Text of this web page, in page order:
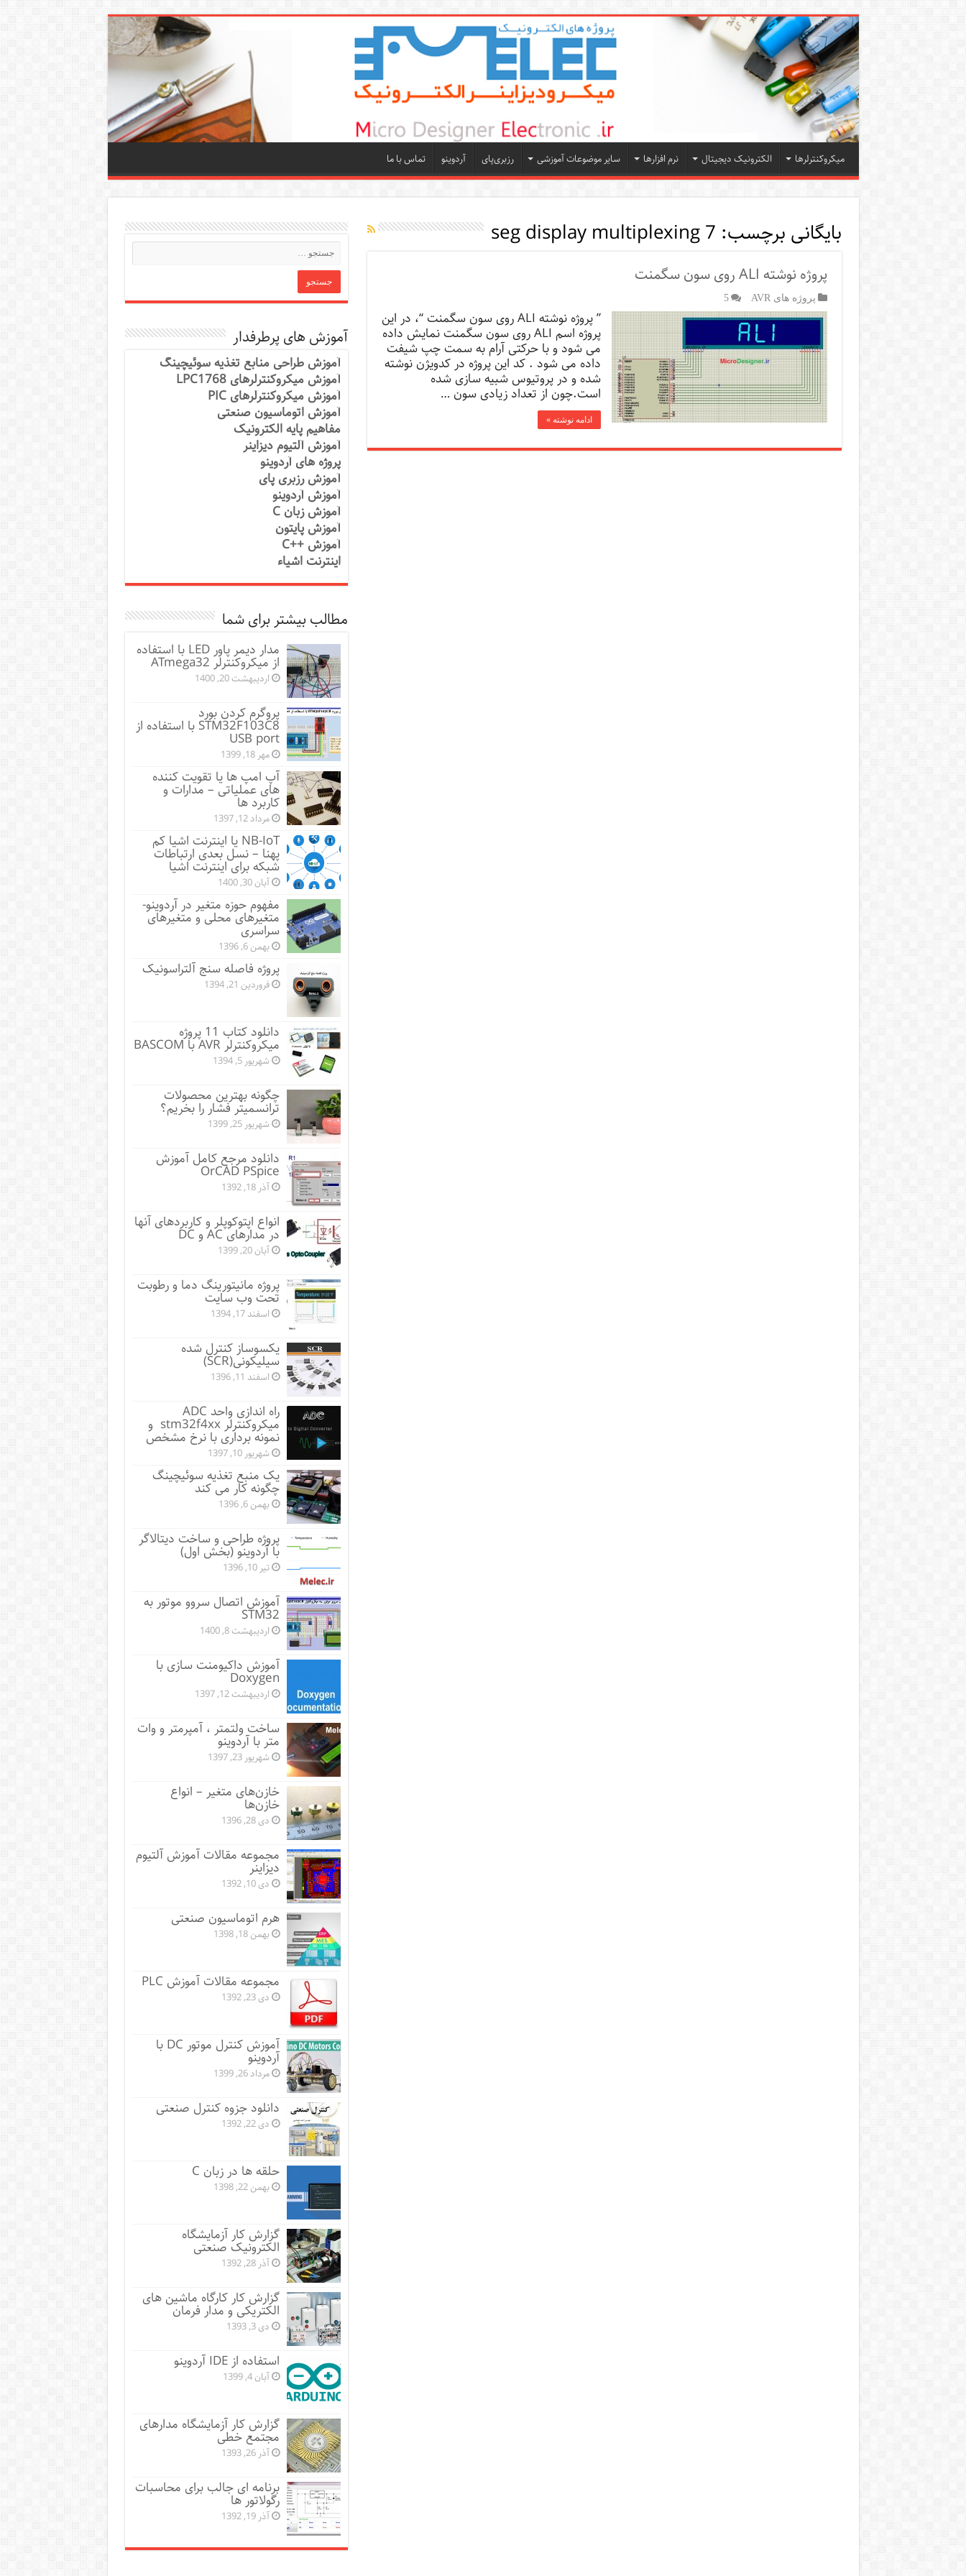
میکروکنترلرها الکترونیک دیجیتال نرم افزارها سایر موضوعات آموزشی رزبری‌پای آردوینو تماس با ما
بایگانی برچسب: 7 seg display multiplexing
پروژه نوشته ALI روی سون سگمنت
پروژه های AVR 5
” پروژه نوشته ALI روی سون سگمنت “، در این
پروژه اسم ALI روی سون سگمنت نمایش داده
می شود و با حرکتی آرام به سمت چپ شیفت
داده می شود . کد این پروژه در کدویژن نوشته
شده و در پروتیوس شبیه سازی شده
است.چون از تعداد زیادی سون …
ادامه نوشته »
آموزش های پرطرفدار
آموزش طراحی منابع تغذیه سوئیچینگ
آموزش میکروکنترلرهای LPC1768
آموزش میکروکنترلرهای PIC
آموزش اتوماسیون صنعتی
مفاهیم پایه الکترونیک
آموزش آلتیوم دیزاینر
پروژه های آردوینو
آموزش رزبری پای
آموزش آردوینو
آموزش زبان C
آموزش پایتون
آموزش ++C
اینترنت اشیاء
مطالب بیشتر برای شما
مدار دیمر پاور LED با استفاده
از میکروکنترلر ATmega32
اردیبهشت 20, 1400
پروگرم کردن بورد
STM32F103C8 با استفاده از
USB port
مهر 18, 1399
آپ امپ ها یا تقویت کننده
های عملیاتی – مدارات و
کاربرد ها
مرداد 12, 1397
NB-IoT یا اینترنت اشیا کم
پهنا – نسل بعدی ارتباطات
شبکه برای اینترنت اشیا
آبان 30, 1400
مفهوم حوزه متغیر در آردوینو-
متغیرهای محلی و متغیرهای
سراسری
بهمن 6, 1396
پروژه فاصله سنج آلتراسونیک
فروردین 21, 1394
دانلود کتاب 11 پروژه
میکروکنترلر AVR با BASCOM
شهریور 5, 1394
چگونه بهترین محصولات
ترانسمیتر فشار را بخریم؟
شهریور 25, 1399
دانلود مرجع کامل آموزش
OrCAD PSpice
آذر 18, 1392
انواع اپتوکوپلر و کاربردهای آنها
در مدارهای AC و DC
آبان 20, 1399
پروژه مانيتورينگ دما و رطوبت
تحت وب سایت
اسفند 17, 1394
یکسوساز کنترل شده
سیلیکونی(SCR)
اسفند 11, 1396
راه اندازی واحد ADC
میکروکنترلر stm32f4xx و
نمونه برداری با نرخ مشخص
شهریور 10, 1397
یک منبع تغذیه سوئیچینگ
چگونه کار می کند
بهمن 6, 1396
پروژه طراحی و ساخت دیتالاگر
با آردوینو (بخش اول)
تیر 10, 1396
آموزش اتصال سروو موتور به
STM32
اردیبهشت 8, 1400
آموزش داکیومنت سازی با
Doxygen
اردیبهشت 12, 1397
ساخت ولتمتر ، آمپرمتر و وات
متر با آردوینو
شهریور 23, 1397
خازن‌های متغیر – انواع
خازن‌ها
دی 28, 1396
مجموعه مقالات آموزش آلتیوم
دیزاینر
دی 10, 1392
هرم اتوماسیون صنعتی
بهمن 18, 1398
مجموعه مقالات آموزش PLC
دی 23, 1392
آموزش کنترل موتور DC با
آردوینو
مرداد 26, 1399
دانلود جزوه کنترل صنعتی
دی 22, 1392
حلقه ها در زبان C
بهمن 22, 1398
گزارش کار آزمایشگاه
الکترونیک صنعتی
آذر 28, 1392
گزارش کار کارگاه ماشین های
الکتریکی و مدار فرمان
دی 3, 1393
استفاده از IDE آردوینو
آبان 4, 1399
گزارش کار آزمایشگاه مدارهای
مجتمع خطی
آذر 26, 1393
برنامه ای جالب برای محاسبات
رگولاتور ها
آذر 19, 1392